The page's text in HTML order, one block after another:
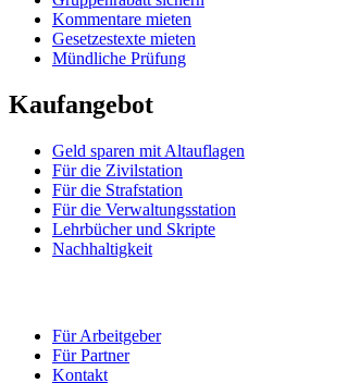
Kommentare mieten
Gesetzestexte mieten
Mündliche Prüfung
Kaufangebot
Geld sparen mit Altauflagen
Für die Zivilstation
Für die Strafstation
Für die Verwaltungsstation
Lehrbücher und Skripte
Nachhaltigkeit
Für Arbeitgeber
Für Partner
Kontakt